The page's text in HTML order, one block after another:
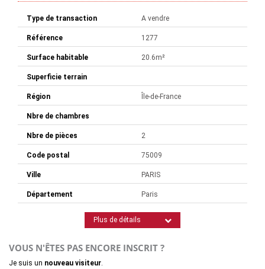
Type de transaction A vendre
Référence 1277
Surface habitable 20.6m²
Superficie terrain
Région Île-de-France
Nbre de chambres
Nbre de pièces 2
Code postal 75009
Ville PARIS
Département Paris
Plus de détails
VOUS N'ÊTES PAS ENCORE INSCRIT ?
Je suis un nouveau visiteur.